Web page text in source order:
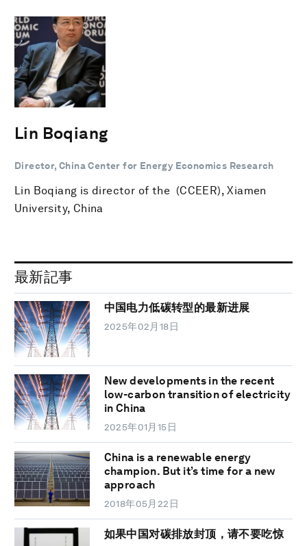
Lin Boqiang
Director, China Center for Energy Economics Research
Lin Boqiang is director of the (CCEER), Xiamen
University, China
最新記事
中国电力低碳转型的最新进展
2025年02月18日
New developments in the recent
low-carbon transition of electricity
in China
2025年01月15日
China is a renewable energy
champion. But it’s time for a new
approach
2018年05月22日
如果中国对碳排放封顶，请不要吃惊